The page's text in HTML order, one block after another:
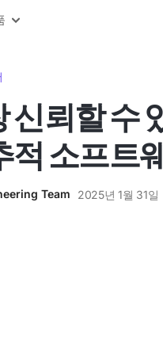
신뢰할 수
적 소프트
Team 2025년 1월 31일